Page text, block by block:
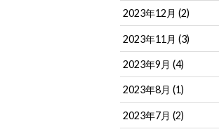
2023年12月 (2)
2023年11月 (3)
2023年9月 (4)
2023年8月 (1)
2023年7月 (2)